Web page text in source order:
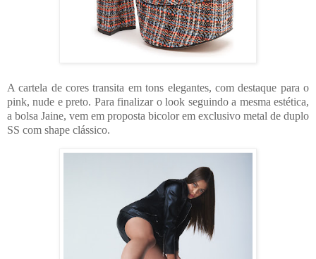
A cartela de cores transita em tons elegantes, com destaque para o
pink, nude e preto. Para finalizar o look seguindo a mesma estética,
a bolsa Jaine, vem em proposta bicolor em exclusivo metal de duplo
SS com shape clássico.